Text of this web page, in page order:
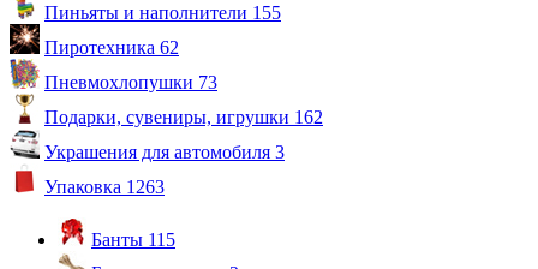
Пиньяты и наполнители 155
Пиротехника 62
Пневмохлопушки 73
Подарки, сувениры, игрушки 162
Украшения для автомобиля 3
Упаковка 1263
Банты 115